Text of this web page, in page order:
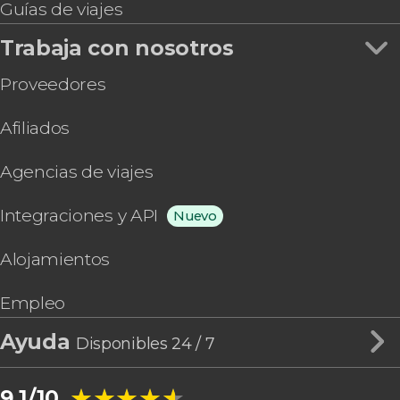
Guías de viajes
Trabaja con nosotros
Proveedores
Afiliados
Agencias de viajes
Integraciones y API Nuevo
Alojamientos
Empleo
Ayuda Disponibles 24 / 7